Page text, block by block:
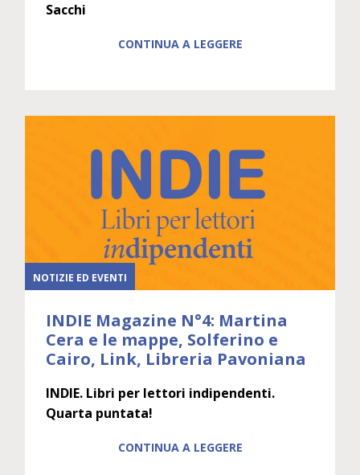
Sacchi
CONTINUA A LEGGERE
NOTIZIE ED EVENTI
INDIE Magazine N°4: Martina
Cera e le mappe, Solferino e
Cairo, Link, Libreria Pavoniana
INDIE. Libri per lettori indipendenti.
Quarta puntata!
CONTINUA A LEGGERE